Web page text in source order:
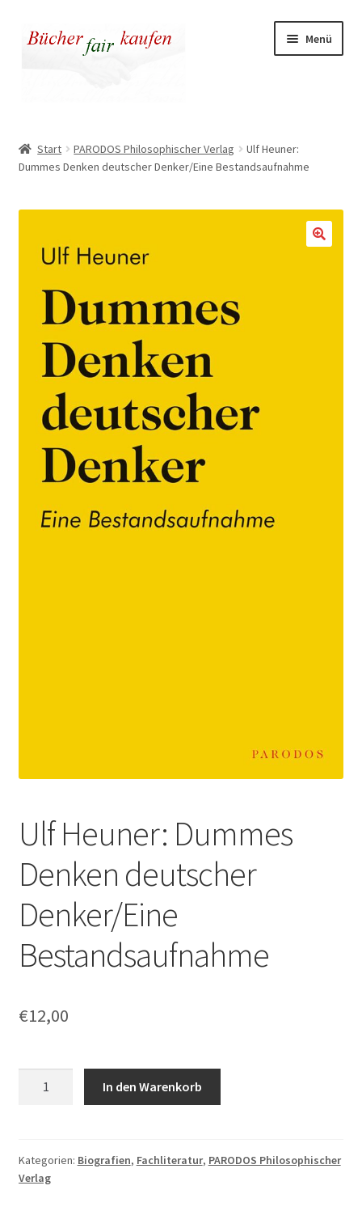
Zur
Navigation
Zum
Inhalt
Menü
Kasse
Warenkorb
Warum fair kaufen
Start PARODOS Philosophischer Verlag
Ulf Heuner:
Dummes Denken deutscher Denker/Eine Bestandsaufnahme
Ulf Heuner: Dummes
Denken deutscher
Denker/Eine
Bestandsaufnahme
€12,00
deutscher
Denker/Eine
In den Warenkorb
Kategorien: Biografien, Fachliteratur, PARODOS Philosophischer
Verlag